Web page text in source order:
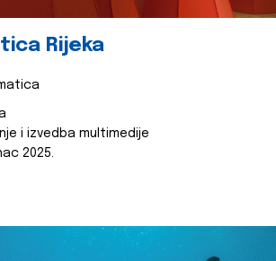
Rijeka
i izvedba multimedije
2025.